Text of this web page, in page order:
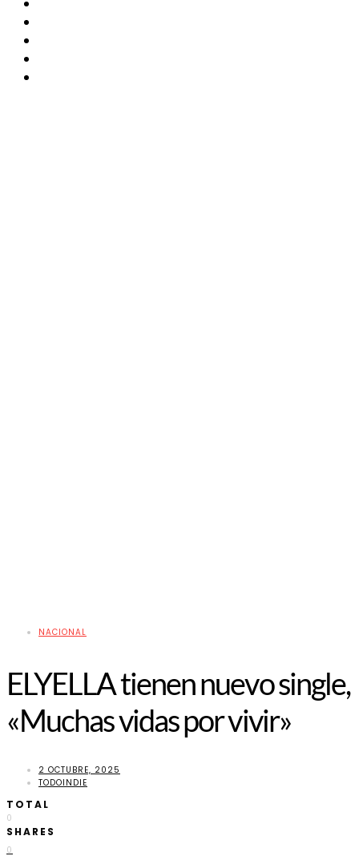
NACIONAL
ELYELLA tienen nuevo single,
«Muchas vidas por vivir»
2 OCTUBRE, 2025
TODOINDIE
TOTAL
0
SHARES
0